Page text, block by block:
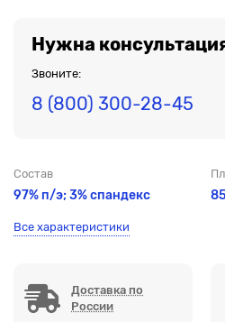
Нужна
Звоните:
8 (800) 300-28-45
Состав
97% п/э; 3% спандекс
Все характеристики
Доставка по
России